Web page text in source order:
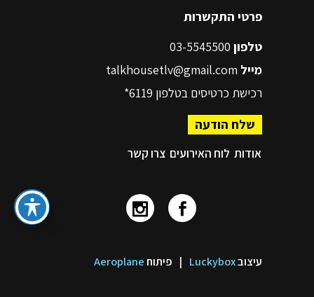
פרטי התקשרות
טלפון
מייל talkhousetlv@gmail.com
רכישת כרטיסים בטלפון 6119*
שלח הודעה
אודות לוח האירועים צרו קשר
עיצובLuckybox
| פיתוח Aeroplane